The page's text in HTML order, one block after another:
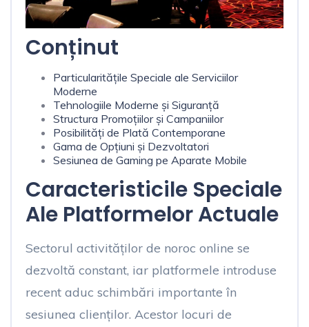
Conținut
Particularitățile Speciale ale Serviciilor
Moderne
Tehnologiile Moderne și Siguranță
Structura Promoțiilor și Campaniilor
Posibilități de Plată Contemporane
Gama de Opțiuni și Dezvoltatori
Sesiunea de Gaming pe Aparate Mobile
Caracteristicile Speciale
Ale Platformelor Actuale
Sectorul activităților de noroc online se
dezvoltă constant, iar platformele introduse
recent aduc schimbări importante în
sesiunea clienților. Acestor locuri de